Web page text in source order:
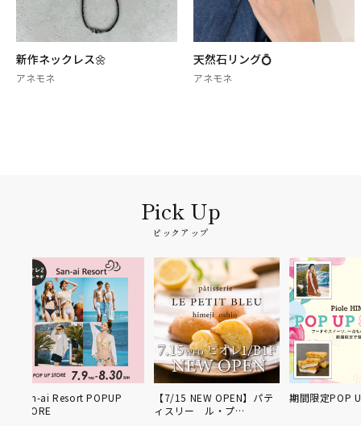
新作ネックレス🌼
アネモネ
天然石リング💍
アネモネ
ピックアップ
【7/15 NEW OPEN】パテ
ィスリー ル・プ…
期間限定POP UP SHOP
屋上広場